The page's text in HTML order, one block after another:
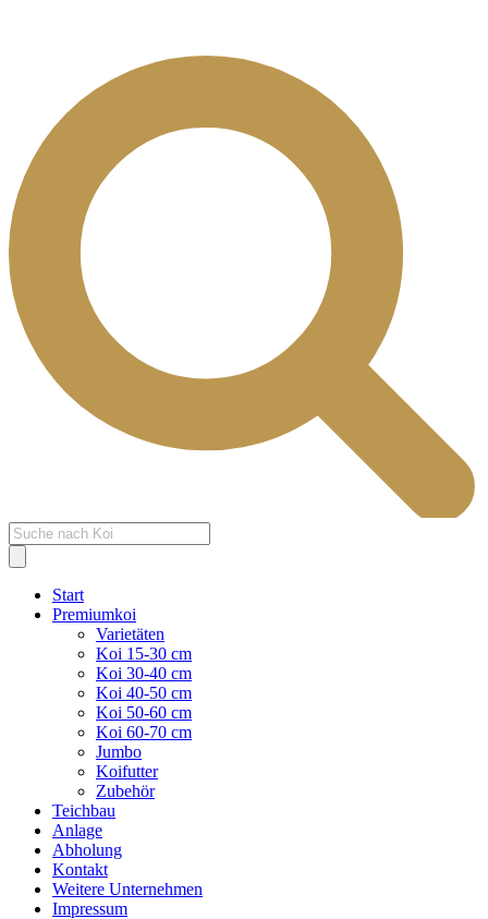
Products
search
Start
Premiumkoi
Varietäten
Koi 15-30 cm
Koi 30-40 cm
Koi 40-50 cm
Koi 50-60 cm
Koi 60-70 cm
Jumbo
Koifutter
Zubehör
Teichbau
Anlage
Abholung
Kontakt
Weitere Unternehmen
Impressum